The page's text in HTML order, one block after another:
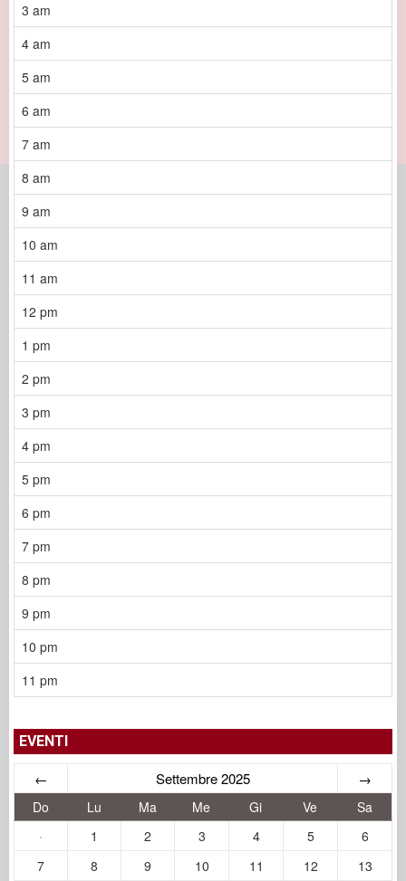
3 am
4 am
5 am
6 am
7 am
8 am
9 am
10 am
11 am
12 pm
1 pm
2 pm
3 pm
4 pm
5 pm
6 pm
7 pm
8 pm
9 pm
10 pm
11 pm
EVENTI
← Settembre 2025 →
Do Lu Ma Me Gi Ve
Sa
·
1 2 3 4 5
6
7
8 9 10 11 12 13